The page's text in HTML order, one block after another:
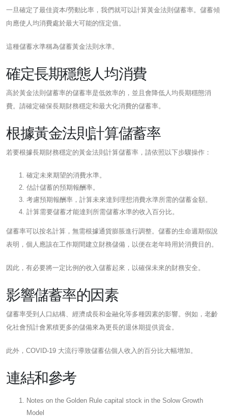
一旦確定了最佳資本/勞動比率，我們就可以計算黃金法則儲蓄率。儲蓄傾
向應使人均消費處於最大可能的恆定值。
這種儲蓄水準稱為儲蓄黃金法則水準。
確定長期穩態人均消費
高於黃金法則儲蓄率的儲蓄率是低效率的，並且會降低人均長期穩態消
費。請確定確保長期財務穩定和最大化消費的儲蓄率。
根據黃金法則計算儲蓄率
若要根據長期財務穩定的黃金法則計算儲蓄率，請依照以下步驟操作：
確定未來期望的消費水準。
估計儲蓄的預期報酬率。
考慮預期報酬率，計算未來達到理想消費水準所需的儲蓄金額。
計算需要儲蓄才能達到所需儲蓄水準的收入百分比。
儲蓄率可以按名計算，無需根據通貨膨脹進行調整。儲蓄的生命週期假說
表明，個人應該在工作期間建立財務儲備，以便在老年時用於消費目的。
因此，有必要將一定比例的收入儲蓄起來，以確保未來的財務安全。
影響儲蓄率的因素
儲蓄率受到人口結構、經濟成長和金融化等多種因素的影響。例如，老齡
化社會預計會累積更多的儲備來為更長的退休期提供資金。
此外，COVID-19 大流行導致儲蓄佔個人收入的百分比大幅增加。
連結和參考
Notes on the Golden Rule capital stock in the Solow Growth
Model